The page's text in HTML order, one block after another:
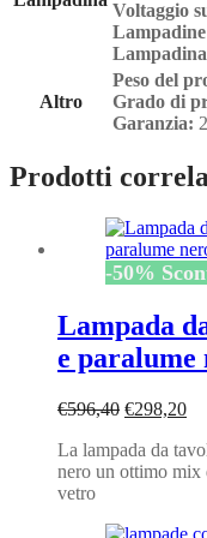
Voltaggio
Altro
Peso del
Grado di
Garanzia:
Prodotti
-50%
Lampada
e
€596,40 Il
originale
era:
€298,20Il
è:
La lampada da
nero un ottimo mix
vetro